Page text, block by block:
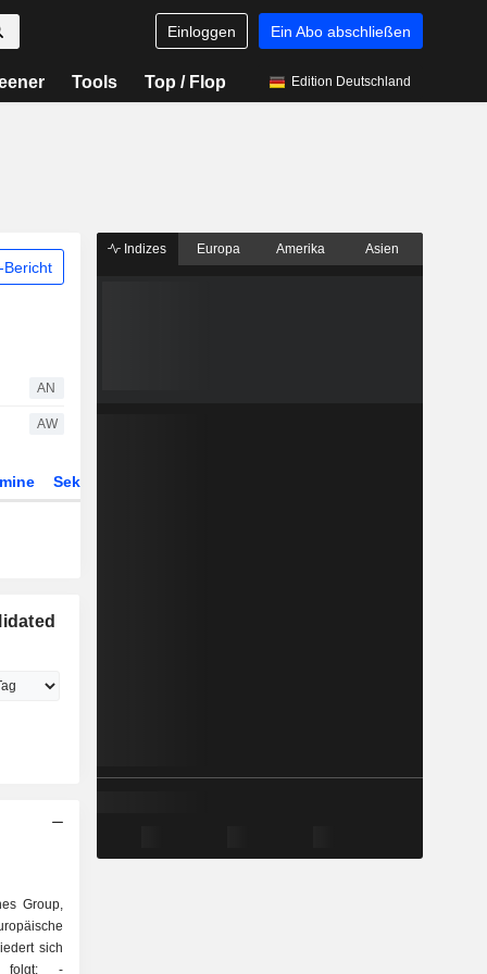
Einloggen Ein Abo abschließen
Tools Top / Flop Edition Deutschland
Bericht
AN
AW
Sektor
Group,
sich
folgt: -
Indizes Europa Amerika Asien